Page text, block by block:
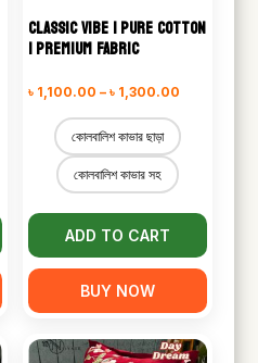
CLASSIC VIBE | PURE COTTON
| PREMIUM FABRIC
৳ 1,100.00 – ৳ 1,300.00
৳ 1,100.00
কোলবালিশ কাভার ছাড়া
কোলবালিশ কাভার সহ
ADD TO CART
BUY NOW